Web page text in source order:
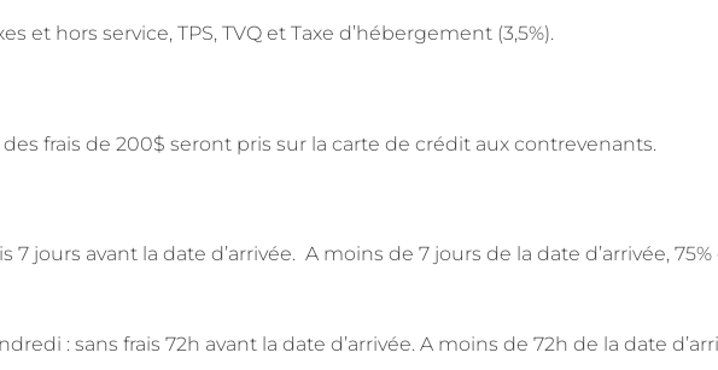
et hors service, TPS, TVQ et Taxe d’hébergement (3,5%).
frais de 200$ seront pris sur la carte de crédit aux contrevenants.
7 jours avant la date d’arrivée. A moins de 7 jours de la date d’arrivée,
: sans frais 72h avant la date d’arrivée. A moins de 72h de la date